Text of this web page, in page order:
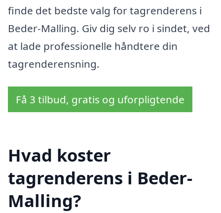
finde det bedste valg for tagrenderens i
Beder-Malling. Giv dig selv ro i sindet, ved
at lade professionelle håndtere din
tagrenderensning.
Få 3 tilbud, gratis og uforpligtende
Hvad koster
tagrenderens i Beder-
Malling?